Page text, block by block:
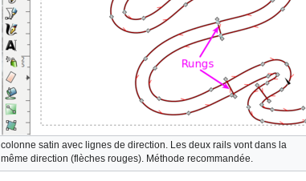
colonne satin avec lignes de direction. Les deux rails vont dans la
même direction (flèches rouges). Méthode recommandée.